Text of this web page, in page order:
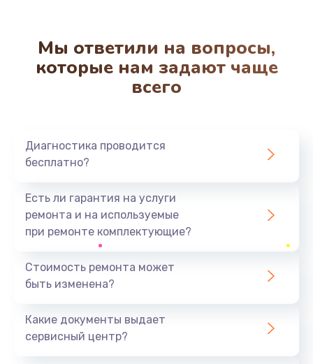
Ремонт микрофона
500 руб.
800 руб.
Ремонт GPS-модуля
500 руб.
Ремонт динамика
Мы ответили на вопросы,
которые нам задают чаще
всего
Диагностика проводится
бесплатно?
Есть ли гарантия на услуги
ремонта и на используемые
при ремонте комплектующие?
Стоимость ремонта может
быть изменена?
Какие документы выдает
сервисный центр?